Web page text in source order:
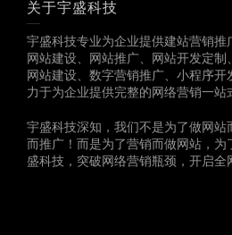
关于宇盛科技
宇盛科技专业为企业提供建站营销
网站建设、网站推广、网站开发定
网站建设、数字营销推广、小程序
力于为企业提供完整的网络营销一站
宇盛科技深知，我们不是为了做网
而推广！而是为了营销而做网站，为
盛科技，突破网络营销瓶颈，开启全